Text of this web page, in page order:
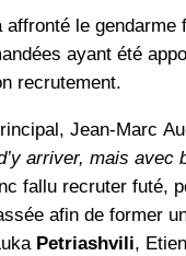
le
ayant été
recrutement.
Jean-Marc
arriver, mais avec
fallu recruter futé,
afin de former
Petriashvili,